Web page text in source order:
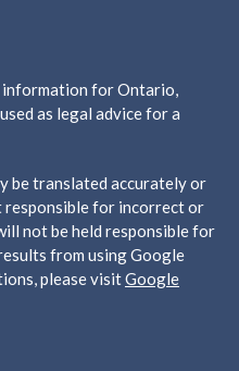
information for Ontario,
as legal advice for a
be translated accurately or
responsible for incorrect or
not be held responsible for
from using Google
please visitGoogle